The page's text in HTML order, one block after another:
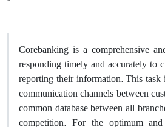
Corebanking is a comprehensive
responding timely and accurately to
reporting their information. This
communication channels between
common database between all
competition. For the optimum